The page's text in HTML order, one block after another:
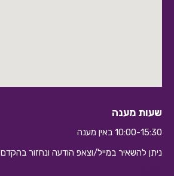
שעות מענה
10:00-15:30 באין מענה
ניתן להשאיר במייל/וצאפ הודעה ונחזור בהקדם